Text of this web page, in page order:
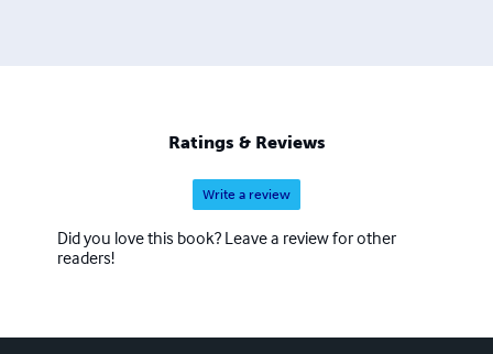
Ratings & Reviews
Write a review
Did you love this book? Leave a review for other
readers!